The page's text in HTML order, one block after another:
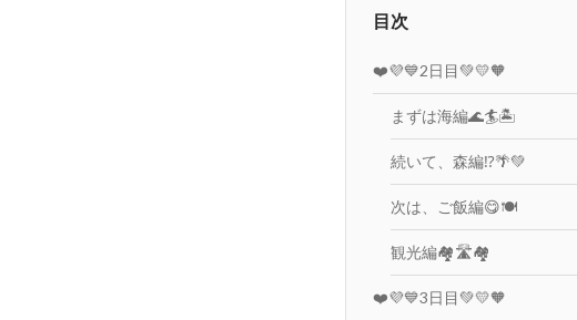
目次
❤️💜💙2日目💚💛🧡
まずは海編🌊🏄️🏝️
続いて、森編⁉️🌴💚
次は、ご飯編😋🍽️
観光編🏘️🛣️🏘️
❤️💜💙3日目💚💛🧡